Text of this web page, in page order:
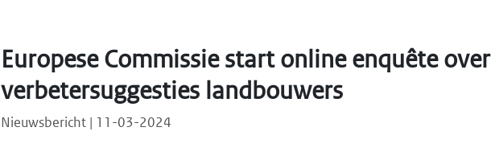
Europese Commissie start online enquête over
verbetersuggesties landbouwers
Nieuwsbericht | 11-03-2024